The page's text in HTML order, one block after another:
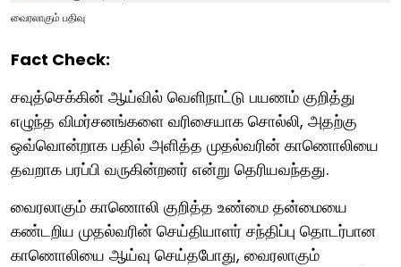
வைரலாகும் பதிவு
Fact Check:
சவுத்செக்கின் ஆய்வில் வெளிநாட்டு பயணம் குறித்து
எழுந்த விமர்சனங்களை வரிசையாக சொல்லி, அதற்கு
ஒவ்வொன்றாக பதில் அளித்த முதல்வரின் காணொலியை
தவறாக பரப்பி வருகின்றனர் என்று தெரியவந்தது.
வைரலாகும் காணொலி குறித்த உண்மை தன்மையை
கண்டறிய முதல்வரின் செய்தியாளர் சந்திப்பு தொடர்பான
காணொலியை ஆய்வு செய்தபோது, வைரலாகும்